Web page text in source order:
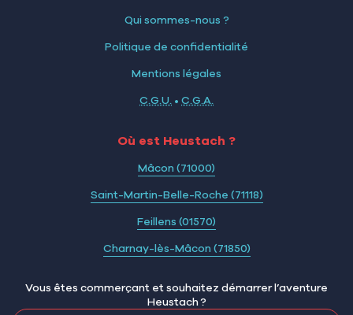
Qui sommes-nous ?
Politique de confidentialité
Mentions légales
C.G.U. • C.G.A.
Où est Heustach ?
Mâcon (71000)
Saint-Martin-Belle-Roche (71118)
Feillens (01570)
Charnay-lès-Mâcon (71850)
Vous êtes commerçant et souhaitez démarrer l’aventure
Heustach ?